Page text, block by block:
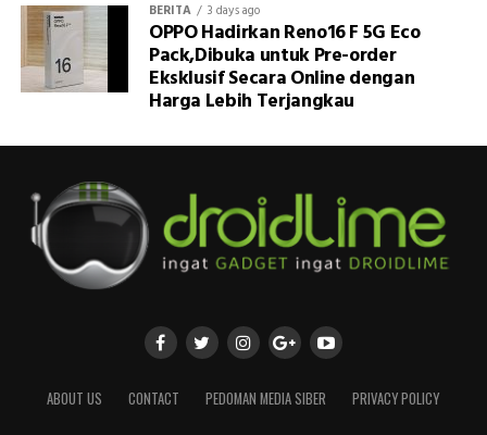
BERITA 3 days ago
OPPO Hadirkan Reno16 F 5G Eco
Pack,Dibuka untuk Pre-order
Eksklusif Secara Online dengan
Harga Lebih Terjangkau
ABOUT US CONTACT PEDOMAN MEDIA SIBER PRIVACY POLICY